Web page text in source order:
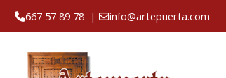
667 57 89 78 | info@artepuerta.com